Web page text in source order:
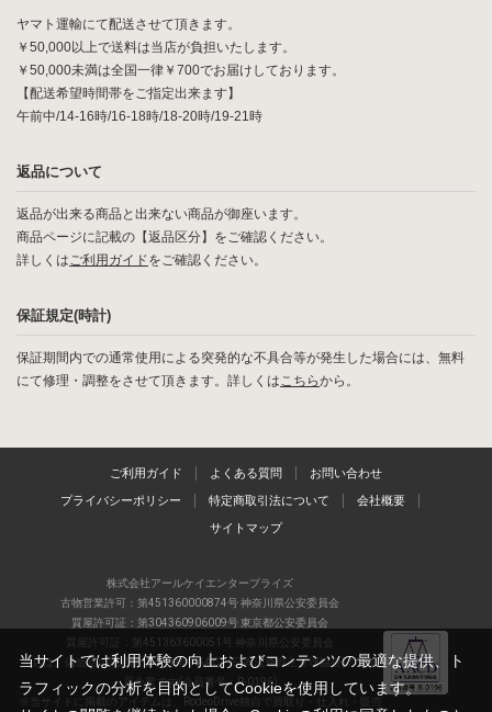
ヤマト運輸にて配送させて頂きます。
￥50,000以上で送料は当店が負担いたします。
￥50,000未満は全国一律￥700でお届けしております。
【配送希望時間帯をご指定出来ます】
午前中/14-16時/16-18時/18-20時/19-21時
返品について
返品が出来る商品と出来ない商品が御座います。
商品ページに記載の【返品区分】をご確認ください。
詳しくはご利用ガイドをご確認ください。
保証規定(時計)
保証期間内での通常使用による突発的な不具合等が発生した場合には、無料
にて修理・調整をさせて頂きます。詳しくはこちらから。
ご利用ガイド よくある質問 お問い合わせ
プライバシーポリシー 特定商取引法について 会社概要
サイトマップ
株式会社アールケイエンタープライズ
古物営業許可：第451360000874号 神奈川県公安委員会
質屋許可証：第304360906009号 東京都公安委員会
質屋許可証：第451363600051号 神奈川県公安委員会
当店は、偽造品の流通防止を目指すAACD(日本流通自主管理協会)の正会
員企業です(会員番号：R-0196)
※当サイトに掲載のアイテムは、RodeoDrive独自で買取り・仕入れ・販売
当サイトでは利用体験の向上およびコンテンツの最適な提供、ト
ラフィックの分析を目的としてCookieを使用しています。